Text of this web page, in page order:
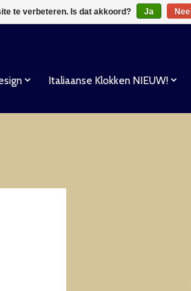
Italiaanse Klokken NIEUW!
te verbeteren. Is dat akkoord? Ja Nee